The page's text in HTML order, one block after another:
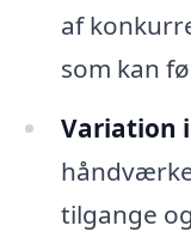
af
som kan
Variation
tilgange